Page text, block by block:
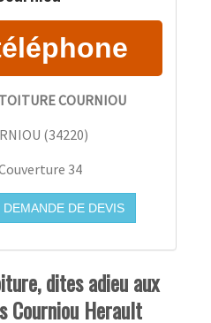
COURNIOU
(34220)
34
DE DEVIS
dites adieu aux
Courniou Herault